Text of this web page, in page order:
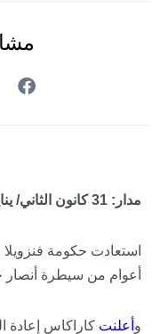
مدار: 31 كانون الثاني/ يناير 2022
استعادت حكومة
أعوام من سيطرة أنصار
و أعلنت كاراكاس إعادة